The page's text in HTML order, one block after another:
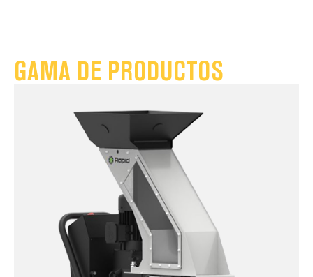
GAMA DE PRODUCTOS